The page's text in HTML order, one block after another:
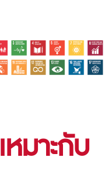
เหมาะกับ